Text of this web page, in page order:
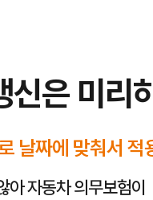
신은 미리
날짜에 맞춰서 적
아 자동차 의무보험이